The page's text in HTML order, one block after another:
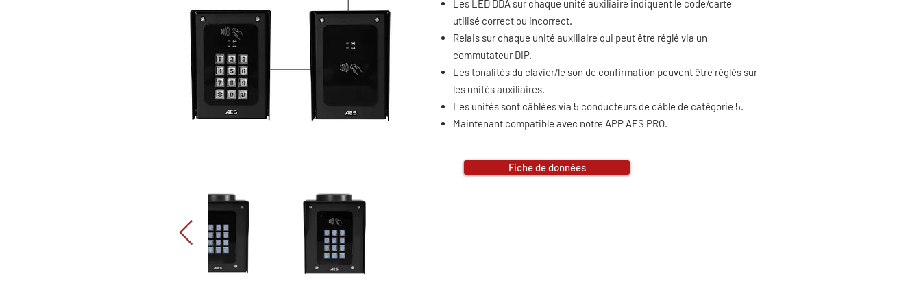
Les LED DDA sur chaque unité auxiliaire indiquent le code/carte
utilisé correct ou incorrect.
Relais sur chaque unité auxiliaire qui peut être réglé via un
commutateur DIP.
Les tonalités du clavier/le son de confirmation peuvent être réglés sur
les unités auxiliaires.
Les unités sont câblées via 5 conducteurs de câble de catégorie 5.
Maintenant compatible avec notre APP AES PRO.
Fiche de données